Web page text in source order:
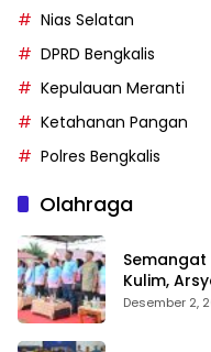
Nias Selatan
DPRD Bengkalis
Kepulauan Meranti
Ketahanan Pangan
Polres Bengkalis
Olahraga
Kulim,
Bermasa
Desember 2,